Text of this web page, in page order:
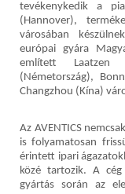
tevékenykedik a
(Hannover),
városában
európai gyára
említett Laatzen
(Németország),
Changzhou (Kína)
Az AVENTICS
is folyamatosan
érintett ipari
közé tartozik. A
gyártás során az